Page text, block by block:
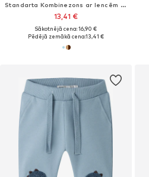
Standarta Kombinezons ar lencēm 'NBMVONNE'
13,41 €
Sākotnējā cena: 16,90 €
Pēdējā zemākā cena:13,41 €